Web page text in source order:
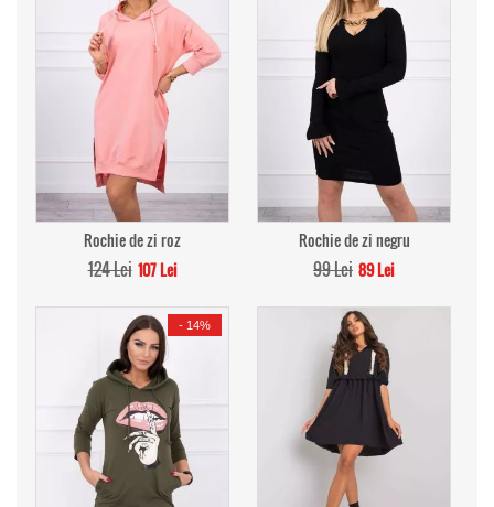
Rochie de zi roz
124 Lei 107 Lei
Rochie de zi negru
99 Lei 89 Lei
- 14%